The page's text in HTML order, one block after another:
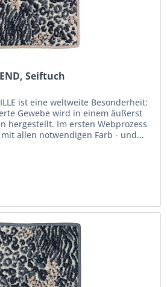
Seiftuch
ist eine weltweite Besonderheit:
Gewebe wird in einem äußerst
hergestellt. Im ersten Webprozess
allen notwendigen Farb - und...